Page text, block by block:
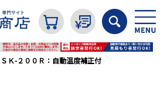
Ｋ-２００Ｒ：自動温度補正付